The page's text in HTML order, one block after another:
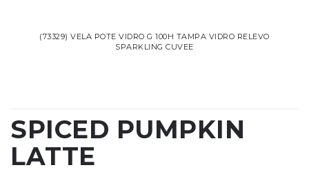
(73329) VELA POTE VIDRO G 100H TAMPA VIDRO RELEVO
SPARKLING CUVEE
SPICED PUMPKIN
LATTE